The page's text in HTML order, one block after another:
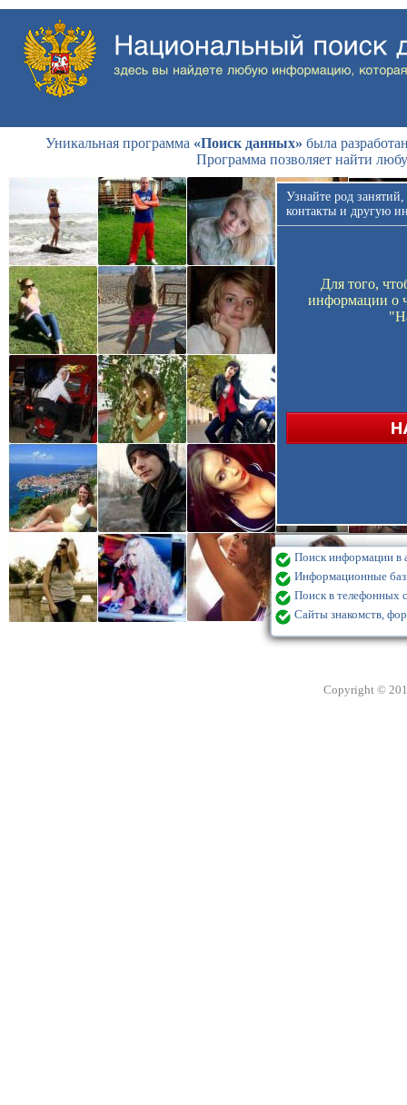
Уникальная программа «Поиск данных» была
Программа позволяет найти
Узнайте род
контакты и другую
Для того,
информации о
Поиск информации в
Информационные
Поиск в телефонных
Сайты знакомств,
Copyright ©